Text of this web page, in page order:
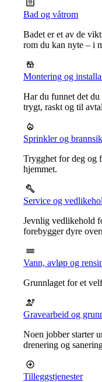
Bad og våtrom
Badet er et av de
rom du kan nyte – i
Montering og
Har du funnet det du
trygt, raskt og til
Sprinkler og
Trygghet for deg og
hjemmet.
Service og
Jevnlig vedlikehold
forebygger dyre
Vann, avløp og
Grunnlaget for et
Gravearbeid og
Noen jobber starter
drenering og
Tilleggstjenester